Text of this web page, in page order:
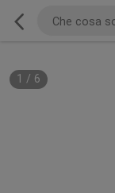
1 / 6